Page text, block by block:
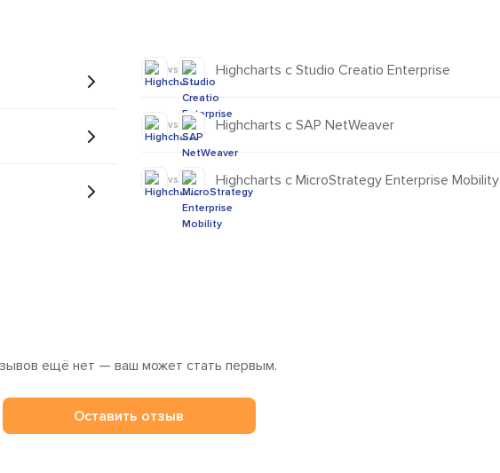
vs Highcharts с Studio Creatio Enterprise
vs Highcharts с SAP NetWeaver
vs Highcharts с MicroStrategy Enterprise Mobility
ещё нет — ваш может стать первым.
Оставить отзыв